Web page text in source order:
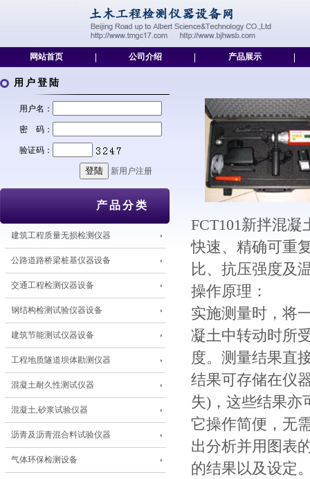
网站首页 公司介绍 产品展示
用户登陆
用户名：
密 码：
验证码：
新用户注册
产品分类
建筑工程质量无损检测仪器
公路道路桥梁桩基仪器设备
交通工程检测仪器设备
钢结构检测试验仪器设备
建筑节能测试仪器设备
工程地质隧道坝体勘测仪器
混凝土耐久性测试仪器
混凝土,砂浆试验仪器
沥青及沥青混合料试验仪器
气体环保检测设备
FCT101新拌混
快速、精确可重
比、抗压强度及
操作原理：
实施测量时，将
凝土中转动时所
度。测量结果直
结果可存储在仪
失)，这些结果亦
它操作简便，无
出分析并用图表
的结果以及设定